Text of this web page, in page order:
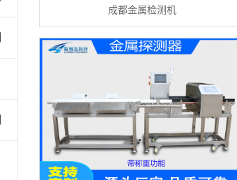
成都金属检测机